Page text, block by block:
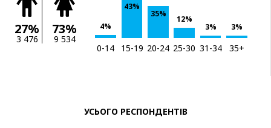
27%
3 476
73%
9 534
4%
43%
35%
12%
3% 3%
0-14 15-19 20-24 25-30 31-34 35+
УСЬОГО РЕСПОНДЕНТІВ